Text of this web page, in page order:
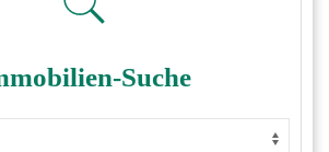
Suche